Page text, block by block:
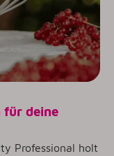
für deine
Professional holt